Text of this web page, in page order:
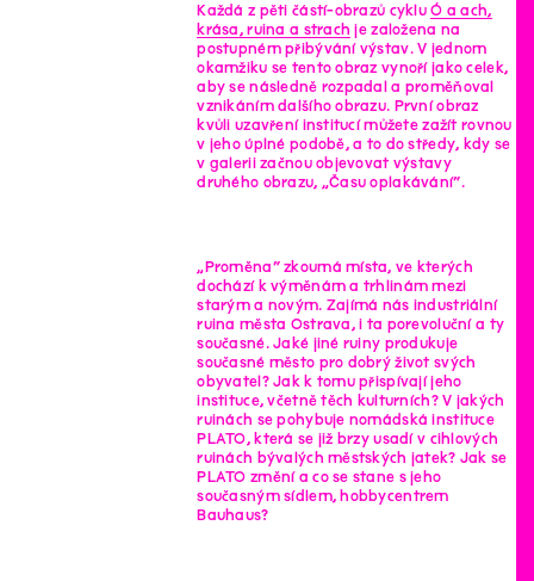
Každá z pěti částí-obrazů cykluÓ a ach,
krása, ruina a strach je založena na
postupném přibývání výstav. V jednom
okamžiku se tento obraz vynoří jako celek,
aby se následně rozpadal a proměňoval
vznikáním dalšího obrazu. První obraz
kvůli uzavření institucí můžete zažít rovnou
v jeho úplné podobě, a to do středy, kdy se
v galerii začnou objevovat výstavy
druhého obrazu, „Času oplakávání“.
„Proměna“ zkoumá místa, ve kterých
dochází k výměnám a trhlinám mezi
starým a novým. Zajímá nás industriální
ruina města Ostrava, i ta porevoluční a ty
současné. Jaké jiné ruiny produkuje
současné město pro dobrý život svých
obyvatel? Jak k tomu přispívají jeho
instituce, včetně těch kulturních? V jakých
ruinách se pohybuje nomádská instituce
PLATO, která se již brzy usadí v cihlových
ruinách bývalých městských jatek? Jak se
PLATO změní a co se stane s jeho
současným sídlem, hobbycentrem
Bauhaus?